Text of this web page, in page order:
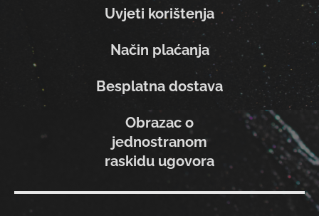
Uvjeti korištenja
Način plaćanja
Besplatna dostava
Obrazac o
jednostranom
raskidu ugovora